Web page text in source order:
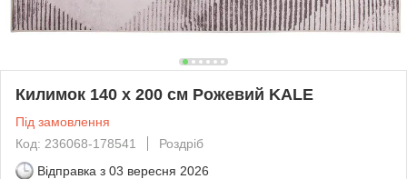
Килимок 140 х 200 см Рожевий KALE
Під замовлення
Код: 236068-178541
Роздріб
Відправка з 03 вересня 2026